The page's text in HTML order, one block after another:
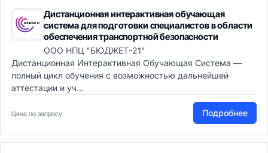
Дистанционная интерактивная обучающая
система для подготовки специалистов в области
обеспечения транспортной безопасности
ООО НПЦ "БЮДЖЕТ-21"
Дистанционная Интерактивная Обучающая Система —
полный цикл обучения с возможностью дальнейшей
аттестации и уч...
Цена по запросу Подробнее